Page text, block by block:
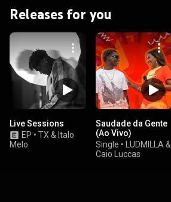
Releases for you
Live Sessions
EP • TX & Italo
Melo
Saudade da Gente
(Ao Vivo)
Single •
LUDMILLA &
Caio Luccas